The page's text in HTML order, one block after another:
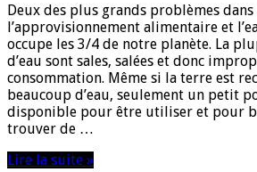
Deux des plus grands problèmes
l’approvisionnement alimentaire et
occupe les 3/4 de notre planète. La
d’eau sont sales, salées et donc
consommation. Même si la terre est
beaucoup d’eau, seulement un petit
disponible pour être utiliser et pour
trouver de …
Lire la suite »